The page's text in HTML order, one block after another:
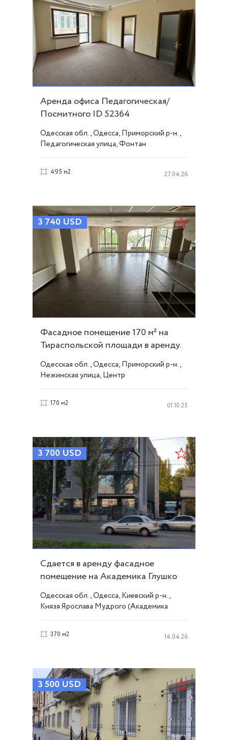
Аренда офиса Педагогическая/
Посмитного ID 52364
Одесская обл., Одесса, Приморский р-н.,
Педагогическая улица, Фонтан
495 м2 27.04.26
3 740 USD
Фасадное помещение 170 м² на
Тираспольской площади в аренду.
ID 53666
Одесская обл., Одесса, Приморский р-н.,
Нежинская улица, Центр
170 м2 01.10.25
3 700 USD
Сдается в аренду фасадное
помещение на Академика Глушко
ID 39856
Одесская обл., Одесса, Киевский р-н.,
Князя Ярослава Мудрого (Академика
370 м2 14.04.26
3 500 USD